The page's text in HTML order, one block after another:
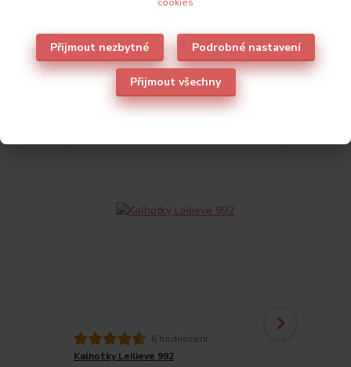
Také doporučujeme 5
6 hodnocení
Kalhotky Leilieve 992
cookies
Přijmout nezbytné Podrobné nastavení
Přijmout všechny